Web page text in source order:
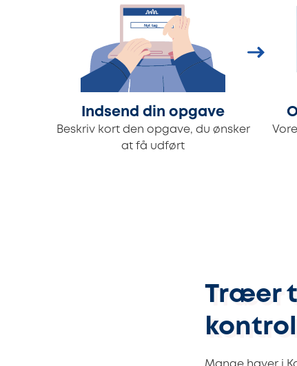
Indsend din opgave
Beskriv kort den opgave, du ønsker
at få udført
Træer